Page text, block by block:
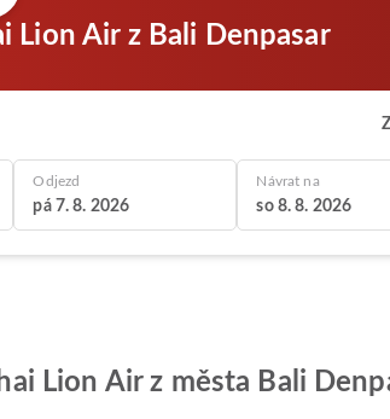
Lion Air z Bali Denpasar
Odjezd
pá 7. 8. 2026
Návrat na
so 8. 8. 2026
Lion Air z města Bali